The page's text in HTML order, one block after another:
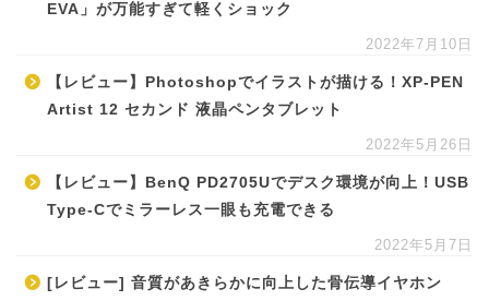
EVA」が万能すぎて軽くショック
2022年7月10日
【レビュー】Photoshopでイラストが描ける！XP-PEN
Artist 12 セカンド 液晶ペンタブレット
2022年5月26日
【レビュー】BenQ PD2705Uでデスク環境が向上！USB
Type-Cでミラーレス一眼も充電できる
2022年5月7日
[レビュー] 音質があきらかに向上した骨伝導イヤホン